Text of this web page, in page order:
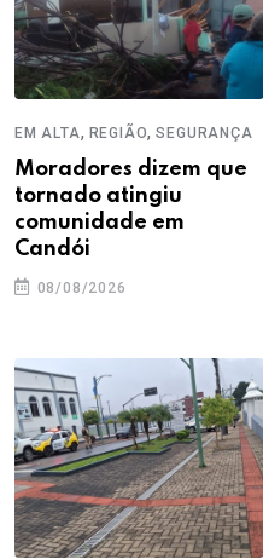
EM ALTA, REGIÃO,SEGURANÇA
Moradores dizem que
tornado atingiu
comunidade em
Candói
08/08/2026